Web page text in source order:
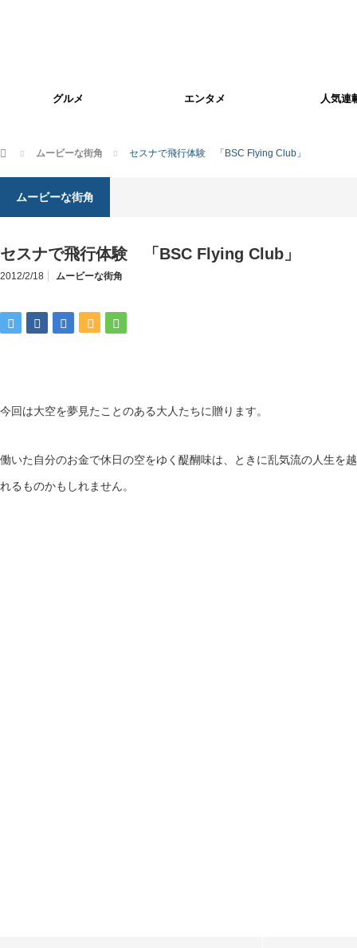
グルメ エンタメ 人気連
ホーム ムービーな街角 セスナで飛行体験 「BSC Flying Club」
ムービーな街角
セスナで飛行体験 「BSC Flying Club」
2012/2/18 ムービーな街角
今回は大空を夢見たことのある大人たちに贈ります。
働いた自分のお金で休日の空をゆく醍醐味は、ときに乱気流の人生を
れるものかもしれません。